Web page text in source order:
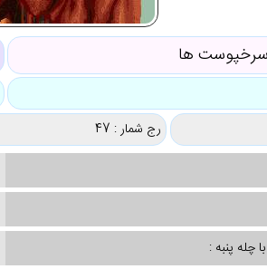
سرخپوست ها
رج شمار : 47
پنبه :